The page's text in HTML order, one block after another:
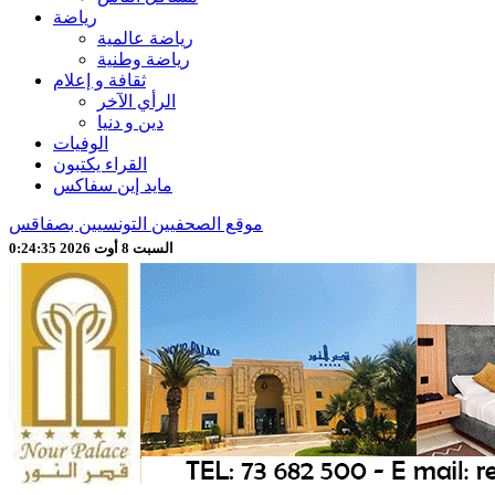
رياضة
رياضة عالمية
رياضة وطنية
ثقافة و إعلام
الرأي الآخر
دين و دنيا
الوفيات
القراء يكتبون
مايد إين سفاكس
موقع الصحفيين التونسيين بصفاقس
السبت 8 أوت 2026 0:24:35